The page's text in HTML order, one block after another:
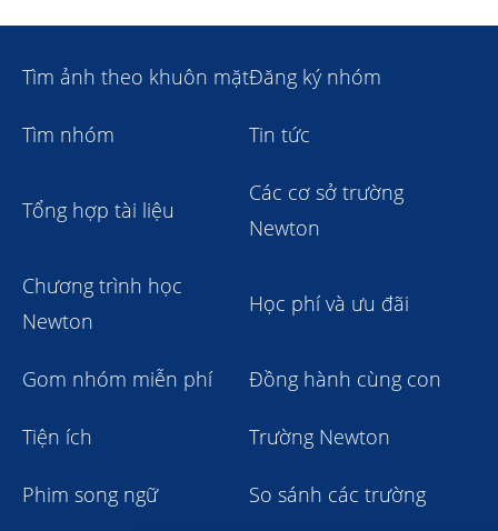
Tìm ảnh theo khuôn mặtĐăng ký nhóm
Tìm nhóm Tin tức
Tổng hợp tài liệu
Các cơ sở trường
Newton
Chương trình học
Newton
Học phí và ưu đãi
Gom nhóm miễn phí Đồng hành cùng con
Tiện ích Trường Newton
Phim song ngữ So sánh các trường